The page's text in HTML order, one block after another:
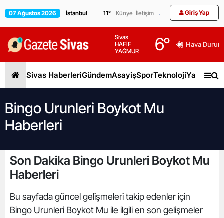
07 Ağustos 2026 11° Künye İletişim Giriş Yap
Sivas
HAFİF
YAĞMUR
6° Hava
Sivas HaberleriGündemAsayişSporTeknolojiYaşam
Bingo Urunleri Boykot Mu
Haberleri
Son Dakika Bingo Urunleri Boykot Mu
Haberleri
Bu sayfada güncel gelişmeleri takip edenler için
Bingo Urunleri Boykot Mu ile ilgili en son gelişmeler